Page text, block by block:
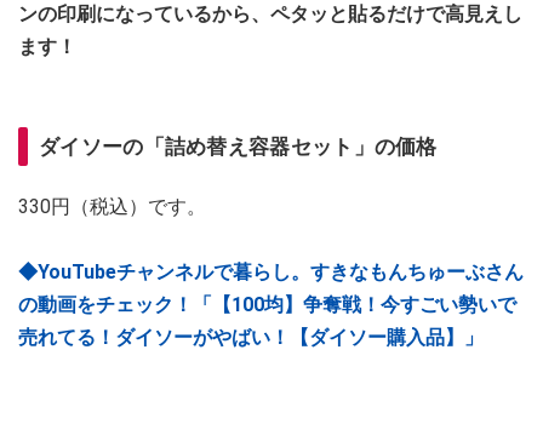
ンの印刷になっているから、ペタッと貼るだけで高見えし
ます！
ダイソーの「詰め替え容器セット」の価格
330円（税込）です。
◆YouTubeチャンネルで暮らし。すきなもんちゅーぶさん
の動画をチェック！「【100均】争奪戦！今すごい勢いで
売れてる！ダイソーがやばい！【ダイソー購入品】」